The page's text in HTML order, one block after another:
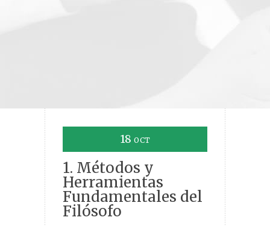
18 OCT
1. Métodos y
Herramientas
Fundamentales del
Filósofo